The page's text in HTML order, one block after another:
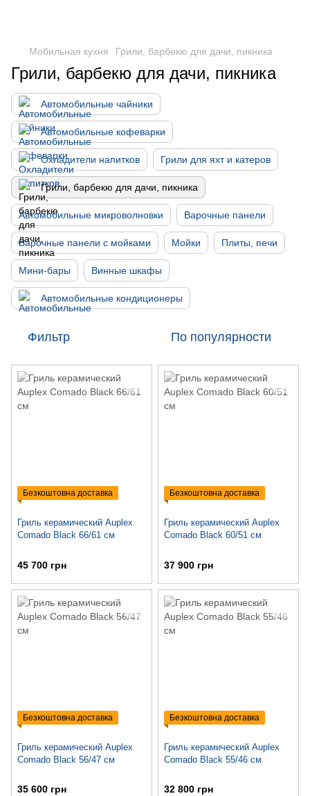
Мобильная кухня Грили, барбекю для дачи, пикника
Грили, барбекю для дачи, пикника
Автомобильные чайники
Автомобильные кофеварки
Охладители напитков Грили для яхт и катеров
Грили, барбекю для дачи, пикника
Автомобильные микроволновки Варочные панели
Варочные панели с мойками Мойки Плиты, печи
Мини-бары Винные шкафы
Автомобильные кондиционеры
Фильтр По популярности
Безкоштовна доставка
Гриль керамический Auplex
Comado Black 66/61 см
45 700 грн
Безкоштовна доставка
Гриль керамический Auplex
Comado Black 60/51 см
37 900 грн
Безкоштовна доставка
Гриль керамический Auplex
Comado Black 56/47 см
35 600 грн
Безкоштовна доставка
Гриль керамический Auplex
Comado Black 55/46 см
32 800 грн